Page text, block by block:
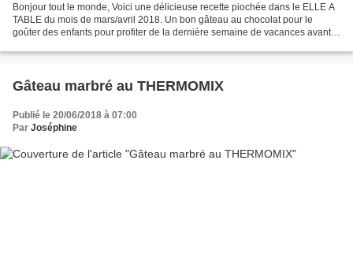
Bonjour tout le monde, Voici une délicieuse recette piochée dans le ELLE A
TABLE du mois de mars/avril 2018. Un bon gâteau au chocolat pour le
goûter des enfants pour profiter de la dernière semaine de vacances avant
Gâteau marbré au THERMOMIX
Publié le 20/06/2018 à 07:00
Par Joséphine